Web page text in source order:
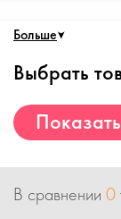
Больше
Выбрать
В сравнении 0